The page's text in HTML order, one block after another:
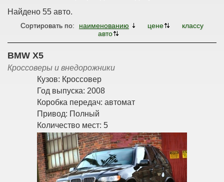
Найдено 55 авто.
Сортировать по: наименованию цене
классу
авто
BMW X5
Кроссоверы и внедорожники
Кузов: Кроссовер
Год выпуска: 2008
Коробка передач: автомат
Привод: Полный
Количество мест: 5